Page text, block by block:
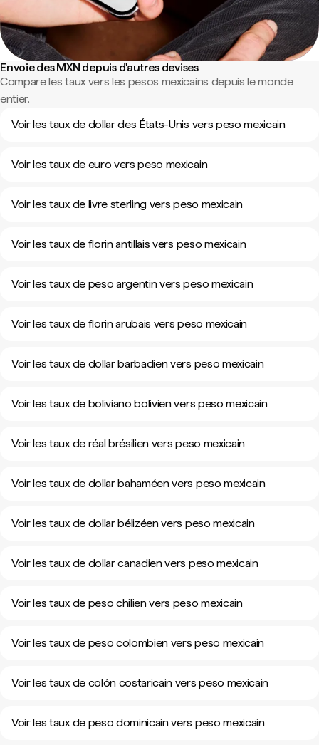
Envoie des MXN depuis d'autres devises
Compare les taux vers les pesos mexicains depuis le monde
entier.
Voir les taux de dollar des États-Unis vers peso mexicain
Voir les taux de euro vers peso mexicain
Voir les taux de livre sterling vers peso mexicain
Voir les taux de florin antillais vers peso mexicain
Voir les taux de peso argentin vers peso mexicain
Voir les taux de florin arubais vers peso mexicain
Voir les taux de dollar barbadien vers peso mexicain
Voir les taux de boliviano bolivien vers peso mexicain
Voir les taux de réal brésilien vers peso mexicain
Voir les taux de dollar bahaméen vers peso mexicain
Voir les taux de dollar bélizéen vers peso mexicain
Voir les taux de dollar canadien vers peso mexicain
Voir les taux de peso chilien vers peso mexicain
Voir les taux de peso colombien vers peso mexicain
Voir les taux de colón costaricain vers peso mexicain
Voir les taux de peso dominicain vers peso mexicain